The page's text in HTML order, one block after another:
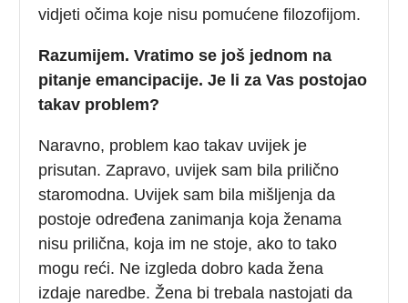
vidjeti očima koje nisu pomućene filozofijom.
Razumijem. Vratimo se još jednom na
pitanje emancipacije. Je li za Vas postojao
takav problem?
Naravno, problem kao takav uvijek je
prisutan. Zapravo, uvijek sam bila prilično
staromodna. Uvijek sam bila mišljenja da
postoje određena zanimanja koja ženama
nisu prilična, koja im ne stoje, ako to tako
mogu reći. Ne izgleda dobro kada žena
izdaje naredbe. Žena bi trebala nastojati da